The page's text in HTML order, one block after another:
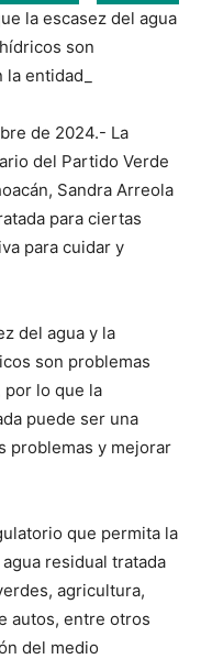
la escasez del agua
son
entidad_
de 2024.- La
del Partido Verde
Sandra Arreola
para ciertas
para cuidar y
del agua y la
son problemas
por lo que la
puede ser una
problemas y mejorar
que permita la
residual tratada
agricultura,
autos, entre otros
del medio